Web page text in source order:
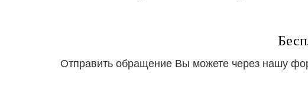
Отправить обращение Вы можете через нашу